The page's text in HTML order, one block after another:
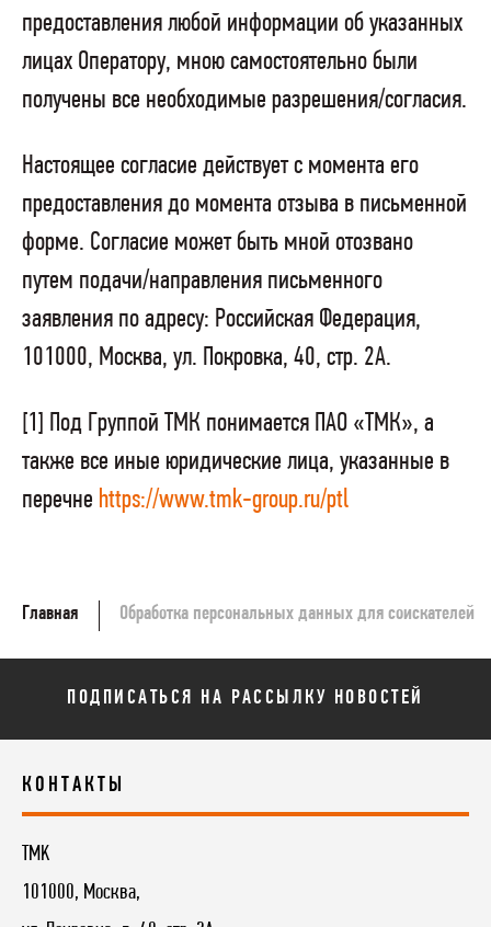
предоставления любой информации об указанных
лицах Оператору, мною самостоятельно были
получены все необходимые разрешения/согласия.
Настоящее согласие действует с момента его
предоставления до момента отзыва в письменной
форме. Согласие может быть мной отозвано
путем подачи/направления письменного
заявления по адресу: Российская Федерация,
101000, Москва, ул. Покровка, 40, стр. 2А.
[1] Под Группой ТМК понимается ПАО «ТМК», а
также все иные юридические лица, указанные в
перечне https://www.tmk-group.ru/ptl
Главная Обработка персональных данных для соискателей
ПОДПИСАТЬСЯ НА РАССЫЛКУ НОВОСТЕЙ
КОНТАКТЫ
TMK
101000, Москва,